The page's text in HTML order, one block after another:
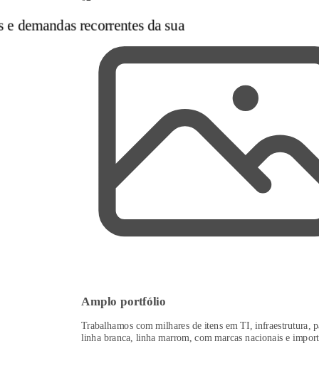
demandas recorrentes da sua
Amplo portfólio
Trabalhamos com milhares de itens em TI, infraestrutura,
linha branca, linha marrom, com marcas nacionais e